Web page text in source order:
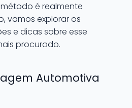
é realmente
vamos explorar os
e dicas sobre esse
procurado.
Automotiva